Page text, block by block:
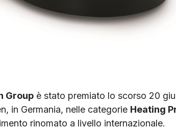
Group è stato premiato lo scorso 20
in Germania, nelle categorie Heating
rinomato a livello internazionale.